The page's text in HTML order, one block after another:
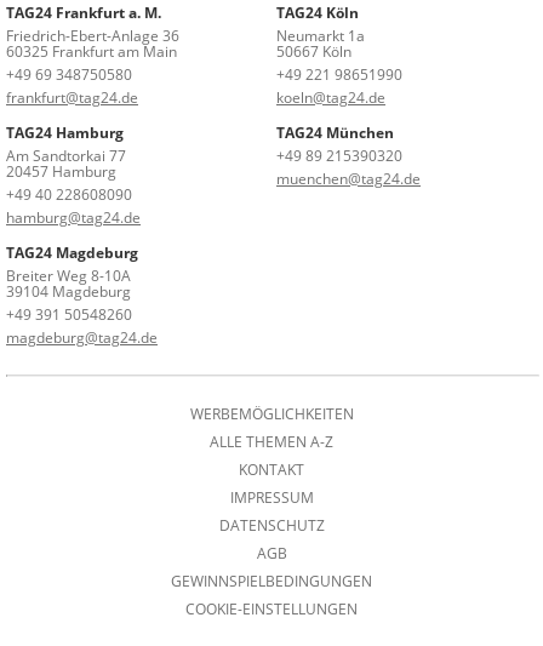
TAG24 Frankfurt a. M.
Friedrich-Ebert-Anlage 36
60325 Frankfurt am Main
+49 69 348750580
frankfurt@tag24.de
TAG24 Köln
Neumarkt 1a
50667 Köln
+49 221 98651990
koeln@tag24.de
TAG24 Hamburg
Am Sandtorkai 77
20457 Hamburg
+49 40 228608090
hamburg@tag24.de
TAG24 München
+49 89 215390320
muenchen@tag24.de
TAG24 Magdeburg
Breiter Weg 8-10A
39104 Magdeburg
+49 391 50548260
magdeburg@tag24.de
WERBEMÖGLICHKEITEN
ALLE THEMEN A-Z
KONTAKT
IMPRESSUM
DATENSCHUTZ
AGB
GEWINNSPIELBEDINGUNGEN
COOKIE-EINSTELLUNGEN